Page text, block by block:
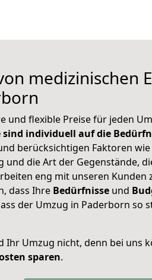
medizinischen
und flexible Preise für jeden
sind individuell auf die
berücksichtigen Faktoren
und die Art der Gegenstände,
eng mit unseren Kunden
dass Ihre Bedürfnisse und
der Umzug in Paderborn so
Ihr Umzug nicht, denn bei uns
sparen.